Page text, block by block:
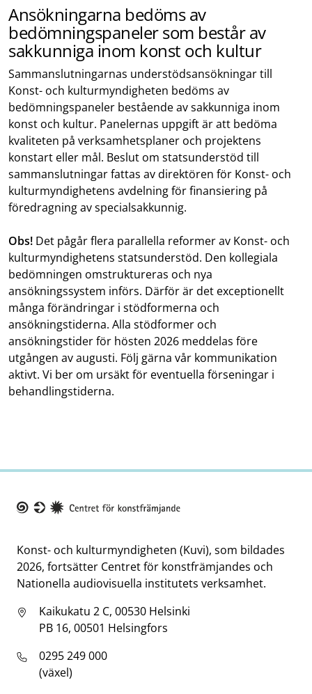
Ansökningarna bedöms av
bedömningspaneler som består av
sakkunniga inom konst och kultur
Sammanslutningarnas understödsansökningar till
Konst- och kulturmyndigheten bedöms av
bedömningspaneler bestående av sakkunniga inom
konst och kultur. Panelernas uppgift är att bedöma
kvaliteten på verksamhetsplaner och projektens
konstart eller mål. Beslut om statsunderstöd till
sammanslutningar fattas av direktören för Konst- och
kulturmyndighetens avdelning för finansiering på
föredragning av specialsakkunnig.
Obs! Det pågår flera parallella reformer av Konst- och
kulturmyndighetens statsunderstöd. Den kollegiala
bedömningen omstruktureras och nya
ansökningssystem införs. Därför är det exceptionellt
många förändringar i stödformerna och
ansökningstiderna. Alla stödformer och
ansökningstider för hösten 2026 meddelas före
utgången av augusti. Följ gärna vår kommunikation
aktivt. Vi ber om ursäkt för eventuella förseningar i
behandlingstiderna.
Konst- och kulturmyndigheten (Kuvi), som bildades
2026, fortsätter Centret för konstfrämjandes och
Nationella audiovisuella institutets verksamhet.
Kaikukatu 2 C, 00530 Helsinki
PB 16, 00501 Helsingfors
0295 249 000
(växel)